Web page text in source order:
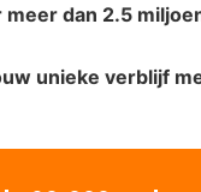
meer dan 2.5
unieke verblijf